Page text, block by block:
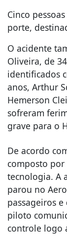
Cinco
porte,
O acidente
Oliveira, de
identificados
anos, Arthur
Hemerson
sofreram
grave para o
De acordo
composto por
tecnologia. A
parou no
passageiros
piloto
controle logo